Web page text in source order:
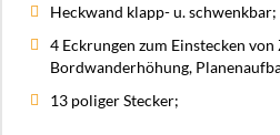
Heckwand klapp- u. schwenkbar;
4 Eckrungen zum Einstecken von
Bordwanderhöhung,
13 poliger Stecker;